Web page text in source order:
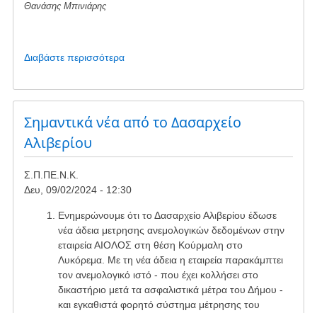
Θανάσης Μπινιάρης
Διαβάστε περισσότεραγια
Διαμαρτυρία
-
Χαλκίδα
Σημαντικά νέα από το Δασαρχείο
Αλιβερίου
Σ.Π.ΠΕ.Ν.Κ.
Δευ, 09/02/2024 - 12:30
Ενημερώνουμε ότι το Δασαρχείο Αλιβερίου έδωσε
νέα άδεια μετρησης ανεμολογικών δεδομένων στην
εταιρεία ΑΙΟΛΟΣ στη θέση Κούρμαλη στο
Λυκόρεμα. Με τη νέα άδεια η εταιρεία παρακάμπτει
τον ανεμολογικό ιστό - που έχει κολλήσει στο
δικαστήριο μετά τα ασφαλιστικά μέτρα του Δήμου -
και εγκαθιστά φορητό σύστημα μέτρησης του